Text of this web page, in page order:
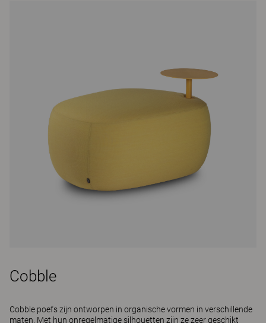
Cobble
Cobble poefs zijn ontworpen in organische vormen in verschillende
maten. Met hun onregelmatige silhouetten zijn ze zeer geschikt